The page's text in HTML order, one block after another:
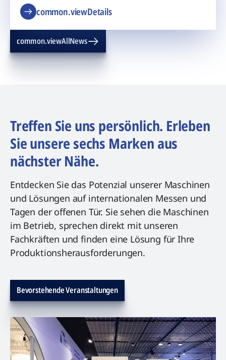
common.viewDetails
common.viewAllNews
Treffen Sie uns persönlich. Erleben
Sie unsere sechs Marken aus
nächster Nähe.
Entdecken Sie das Potenzial unserer Maschinen
und Lösungen auf internationalen Messen und
Tagen der offenen Tür. Sie sehen die Maschinen
im Betrieb, sprechen direkt mit unseren
Fachkräften und finden eine Lösung für Ihre
Produktionsherausforderungen.
Bevorstehende Veranstaltungen